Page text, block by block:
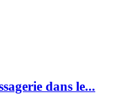
dans le...